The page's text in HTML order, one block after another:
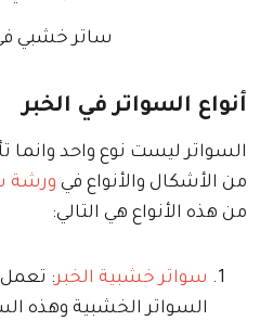
ساتر خشبي
أنواع السواتر في الخبر
السواتر ليست نوع واحد وانما
من الأشكال والأنواع في ورشة
من هذه الأنواع هي التالي:
سواتر خشبية الخبر:
السواتر الخشبية وهذه